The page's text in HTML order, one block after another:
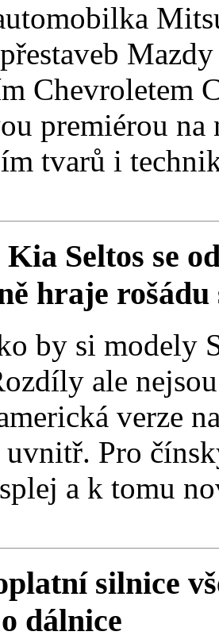
Chevroletem
premiérou
tvarů i
Seltos se
hraje
by si modely
ale
verze
uvnitř. Pro
a k tomu
silnice
dálnice